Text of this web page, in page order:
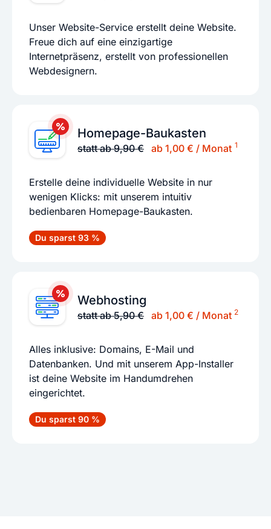
Unser Website-Service erstellt deine Website.
Freue dich auf eine einzigartige
Internetpräsenz, erstellt von professionellen
Webdesignern.
Homepage-Baukasten
statt ab 9,90 € ab 1,00 € / Monat 1
Erstelle deine individuelle Website in nur
wenigen Klicks: mit unserem intuitiv
bedienbaren Homepage-Baukasten.
Du sparst 93 %
Webhosting
statt ab 5,90 € ab 1,00 € / Monat 2
Alles inklusive: Domains, E-Mail und
Datenbanken. Und mit unserem App-Installer
ist deine Website im Handumdrehen
eingerichtet.
Du sparst 90 %